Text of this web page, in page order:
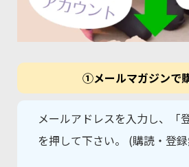
①メールマガジンで
メールアドレスを入力し、「
を押して下さい。 (購読・登